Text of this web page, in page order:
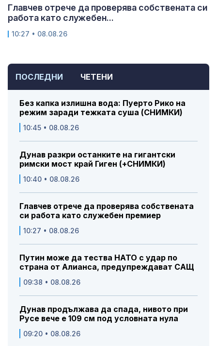
ПОСЛЕДНИ ЧЕТЕНИ
Без капка излишна вода: Пуерто Рико на
режим заради тежката суша (СНИМКИ)
10:45 • 08.08.26
Дунав разкри останките на гигантски
римски мост край Гиген (+СНИМКИ)
10:40 • 08.08.26
Главчев отрече да проверява собствената
си работа като служебен премиер
10:27 • 08.08.26
Путин може да тества НАТО с удар по
страна от Алианса, предупреждават САЩ
09:38 • 08.08.26
Дунав продължава да спада, нивото при
Русе вече е 109 см под условната нула
09:20 • 08.08.26
Главчев отрече да проверява собствената си
работа като служебен...
10:27 • 08.08.26